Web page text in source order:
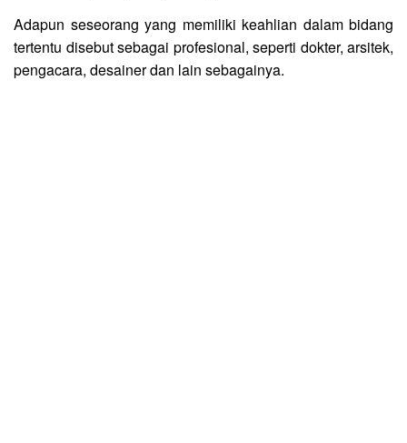
Adapun seseorang yang memiliki keahlian dalam bidang
tertentu disebut sebagai profesional, seperti dokter, arsitek,
pengacara, desainer dan lain sebagainya.